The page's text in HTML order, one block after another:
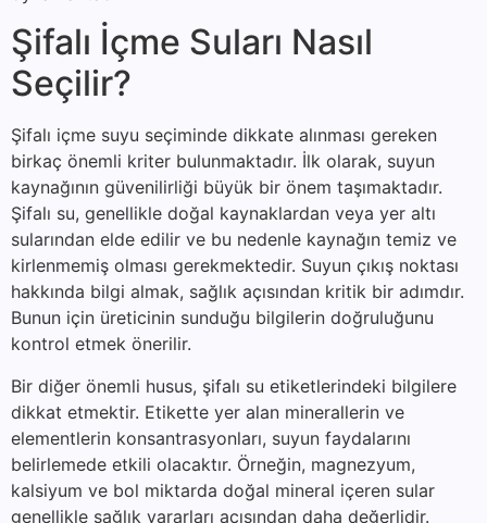
Şifalı İçme Suları Nasıl
Seçilir?
Şifalı içme suyu seçiminde dikkate alınması gereken
birkaç önemli kriter bulunmaktadır. İlk olarak, suyun
kaynağının güvenilirliği büyük bir önem taşımaktadır.
Şifalı su, genellikle doğal kaynaklardan veya yer altı
sularından elde edilir ve bu nedenle kaynağın temiz ve
kirlenmemiş olması gerekmektedir. Suyun çıkış noktası
hakkında bilgi almak, sağlık açısından kritik bir adımdır.
Bunun için üreticinin sunduğu bilgilerin doğruluğunu
kontrol etmek önerilir.
Bir diğer önemli husus, şifalı su etiketlerindeki bilgilere
dikkat etmektir. Etikette yer alan minerallerin ve
elementlerin konsantrasyonları, suyun faydalarını
belirlemede etkili olacaktır. Örneğin, magnezyum,
kalsiyum ve bol miktarda doğal mineral içeren sular
genellikle sağlık yararları açısından daha değerlidir.